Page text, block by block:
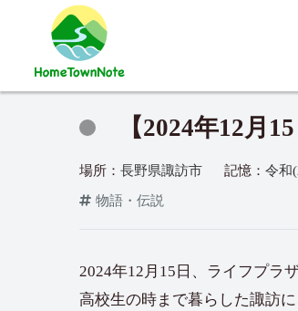
【2024年12月
場所： 長野県諏訪市 記憶： 令和
物語・伝説
2024年12月15日、ライフプラ
高校生の時まで暮らした諏訪